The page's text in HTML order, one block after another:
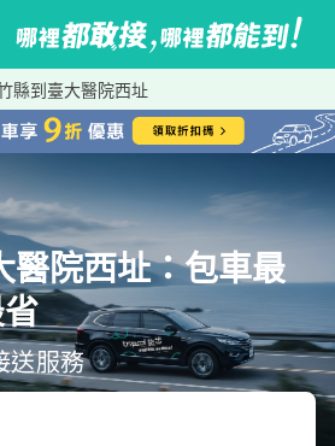
縣到臺大醫院西址
院西址：包車最
送服務